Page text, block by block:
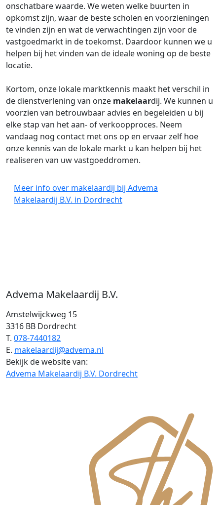
Advema Makelaardij B.V.
Amstelwijckweg 15
3316 BB Dordrecht
T. 078-7440182
E. makelaardij@advema.nl
Bekijk de website van:
Advema Makelaardij B.V. Dordrecht
onschatbare waarde. We weten welke buurten in
opkomst zijn, waar de beste scholen en voorzieningen
te vinden zijn en wat de verwachtingen zijn voor de
vastgoedmarkt in de toekomst. Daardoor kunnen we u
helpen bij het vinden van de ideale woning op de beste
locatie.
Kortom, onze lokale marktkennis maakt het verschil in
de dienstverlening van onze makelaardij. We kunnen u
voorzien van betrouwbaar advies en begeleiden u bij
elke stap van het aan- of verkoopproces. Neem
vandaag nog contact met ons op en ervaar zelf hoe
onze kennis van de lokale markt u kan helpen bij het
realiseren van uw vastgoeddromen.
Meer info over makelaardij bij Advema
Makelaardij B.V. in Dordrecht